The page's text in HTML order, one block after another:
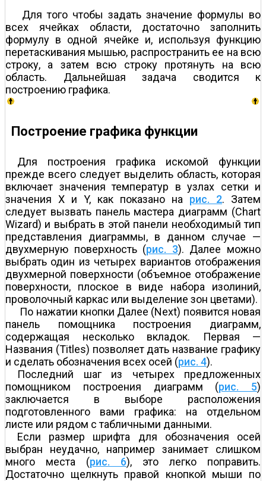
Для того чтобы задать значение формулы во
всех ячейках области, достаточно заполнить
формулу в одной ячейке и, используя функцию
перетаскивания мышью, распространить ее на всю
строку, а затем всю строку протянуть на всю
область. Дальнейшая задача сводится к
построению графика.
Построение графика функции
Для построения графика искомой функции
прежде всего следует выделить область, которая
включает значения температур в узлах сетки и
значения X и Y, как показано на рис. 2. Затем
следует вызвать панель мастера диаграмм (Chart
Wizard) и выбрать в этой панели необходимый тип
представления диаграммы, в данном случае —
двухмерную поверхность (рис. 3). Далее можно
выбрать один из четырех вариантов отображения
двухмерной поверхности (объемное отображение
поверхности, плоское в виде набора изолиний,
проволочный каркас или выделение зон цветами).
По нажатии кнопки Далее (Next) появится новая
панель помощника построения диаграмм,
содержащая несколько вкладок. Первая —
Названия (Titles) позволяет дать название графику
и сделать обозначения всех осей (рис. 4).
Последний шаг из четырех предложенных
помощником построения диаграмм (рис. 5)
заключается в выборе расположения
подготовленного вами графика: на отдельном
листе или рядом с табличными данными.
Если размер шрифта для обозначения осей
выбран неудачно, например занимает слишком
много места (рис. 6), это легко поправить.
Достаточно щелкнуть правой кнопкой мыши по